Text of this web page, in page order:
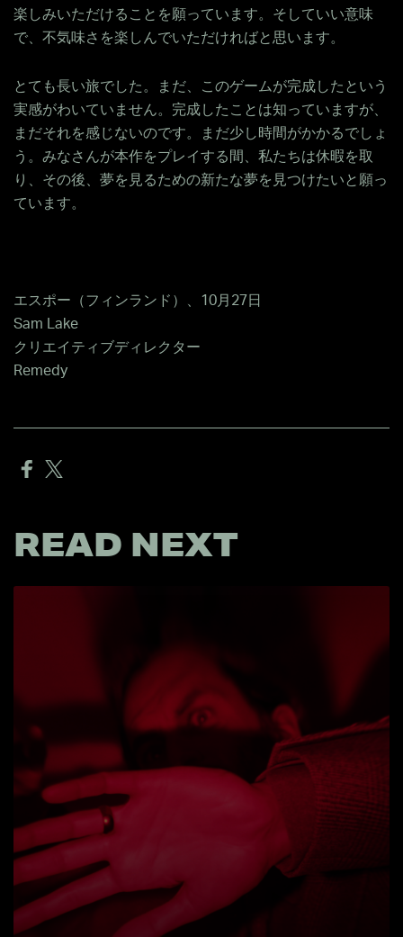
楽しみいただけることを願っています。そしていい意味
で、不気味さを楽しんでいただければと思います。
とても長い旅でした。まだ、このゲームが完成したという
実感がわいていません。完成したことは知っていますが、
まだそれを感じないのです。まだ少し時間がかかるでしょ
う。みなさんが本作をプレイする間、私たちは休暇を取
り、その後、夢を見るための新たな夢を見つけたいと願っ
ています。
エスポー（フィンランド）、10月27日
Sam Lake
クリエイティブディレクター
Remedy
READ NEXT